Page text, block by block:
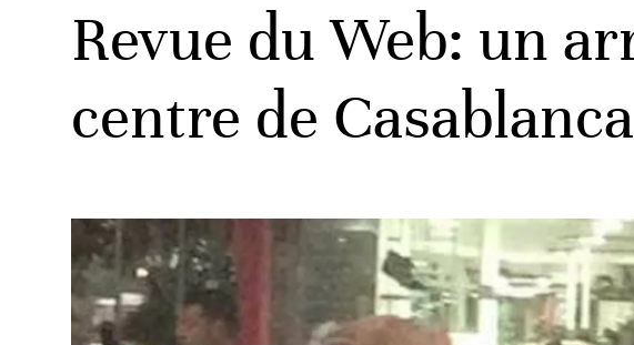
Revue du Web: un
centre de